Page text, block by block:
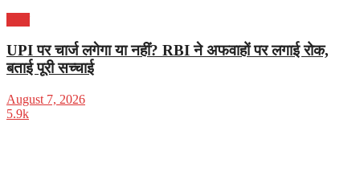
UPI पर चार्ज लगेगा या नहीं? RBI ने अफवाहों पर लगाई रोक,
बताई पूरी सच्चाई
August 7, 2026
5.9k